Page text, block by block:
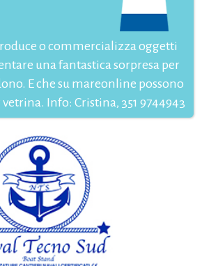
o commercializza oggetti
una fantastica sorpresa per
E che su mareonline possono
Info: Cristina, 351 9744943